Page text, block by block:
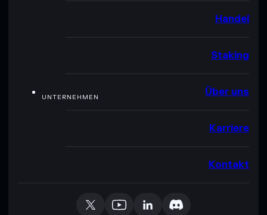
Handel
Staking
UNTERNEHMEN Über uns
Karriere
Kontakt